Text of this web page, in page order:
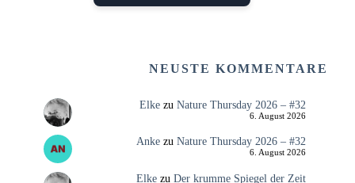
NEUSTE KOMMENTARE
Elkezu Nature Thursday 2026 – #32
6. August 2026
Ankezu Nature Thursday 2026 – #32
6. August 2026
Elkezu Der krumme Spiegel der Zeit